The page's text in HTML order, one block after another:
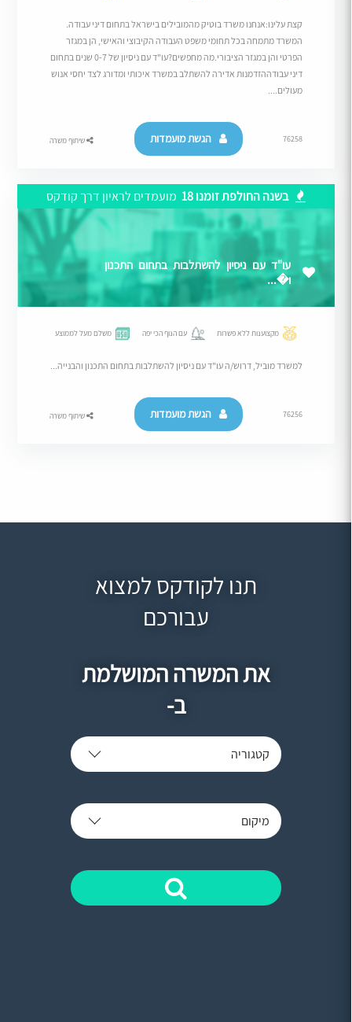
קצת עלינו:אנחנו משרד בוטיק מהמובילים בישראל בתחום דיני עבודה.
המשרד מתמחה בכל תחומי משפט העבודה הקיבוצי והאישי, הן במגזר
הפרטי והן במגזר הציבורי.מה מחפשים?עו"ד עם ניסיון של 0-7 שנים בתחום
דיני עבודההזדמנות אדירה להשתלב במשרד איכותי ומדורג לצד יחסי אנוש
מעולים....
76258 הגשת מועמדות שיתוף משרה
בשנה החולפת זומנו 18 מועמדים לראיון דרך קודקס
עו"ד עם ניסיון להשתלבות בתחום התכנון
ו�...
מקצוענות ללא פשרות עם הנוף הכי יפה משלם מעל לממוצע
למשרד מוביל, דרוש/ה עו"ד עם ניסיון להשתלבות בתחום התכנון והבנייה...
76256 הגשת מועמדות שיתוף משרה
תנו לקודקס למצוא
עבורכם
את המשרה המושלמת
ב-
קטגוריה
מיקום